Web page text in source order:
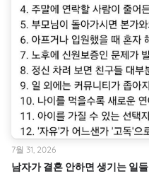
남자가 결혼 안하면 생기는 일들
7월 31, 2026